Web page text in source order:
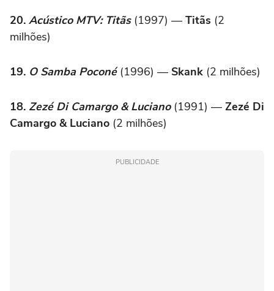
20. Acústico MTV: Titãs(1997) — Titãs (2
milhões)
19. O Samba Poconé(1996) — Skank (2 milhões)
18. Zezé Di Camargo & Luciano(1991) — Zezé Di
Camargo & Luciano (2 milhões)
PUBLICIDADE